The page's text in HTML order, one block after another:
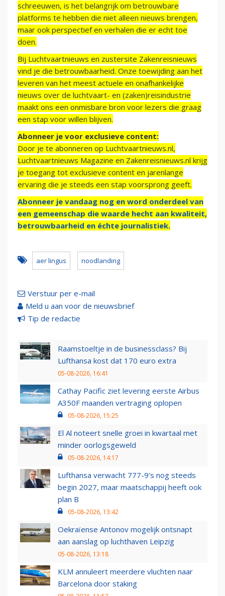
schreeuwen, is het belangrijk om betrouwbare
platforms te hebben die niet alleen nieuws brengen,
maar ook perspectief en verhalen die er echt toe
doen.
Bij Luchtvaartnieuws en zustersite Zakenreisnieuws
vind je die betrouwbaarheid. Onze toewijding aan het
leveren van het meest actuele en onafhankelijke
nieuws over de luchtvaart- en (zaken)reisindustrie
maakt ons een onmisbare bron voor lezers die graag
een stap voor willen blijven.
Abonneer je voor exclusieve content:
Door je te abonneren op Luchtvaartnieuws.nl,
Luchtvaartnieuws Magazine en Zakenreisnieuws.nl krijg
je toegang tot exclusieve content en jarenlange
ervaring die je steeds een stap voorsprong geeft.
Abonneer je vandaag nog en word onderdeel van
een gemeenschap die waarde hecht aan kwaliteit,
betrouwbaarheid en échte journalistiek.
aer lingus noodlanding
Verstuur per e-mail
Meld u aan voor de nieuwsbrief
Tip de redactie
Raamstoeltje in de businessclass? Bij
Lufthansa kost dat 170 euro extra
05-08-2026, 16:41
Cathay Pacific ziet levering eerste Airbus
A350F maanden vertraging oplopen
05-08-2026, 15:25
El Al noteert snelle groei in kwartaal met
minder oorlogsgeweld
05-08-2026, 14:17
Lufthansa verwacht 777-9’s nog steeds
begin 2027, maar maatschappij heeft ook
plan B
05-08-2026, 13:42
Oekraïense Antonov mogelijk ontsnapt
aan aanslag op luchthaven Leipzig
05-08-2026, 13:18
KLM annuleert meerdere vluchten naar
Barcelona door staking